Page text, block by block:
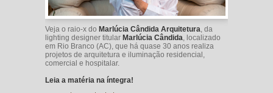
Veja o raio-x do Marlúcia Cândida Arquitetura , da
lighting designer titular Marlúcia Cândida , localizado
em Rio Branco (AC), que há quase 30 anos realiza
projetos de arquitetura e iluminação residencial,
comercial e hospitalar.
Leia a matéria na íntegra!